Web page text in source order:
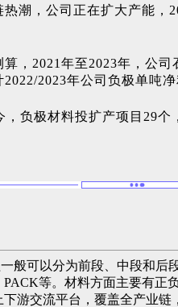
潮，公司正在扩大产能
，2021年至2023年，公
2023年公司负极单吨净
负极材料投扩产项目29
般可以分为前段、中段和
等。材料方面主要有
游交流平台，覆盖全产业